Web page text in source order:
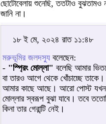
ছোটোবেলায় শুনেছি, ততটাও
জানি না।
১৮ ই মে, ২০২৪ রাত ১১:৪৮
মরুভূমির জলদস্যু বলেছেন:
- "স্প্রিং মোল্লা" বলেছি আমার
বা তারও আগে থেকে খোঁচাচ্ছে তাকে।
আমার কাছে আছে। আরো পোস্ট
মোল্লার স্বরূপ বুঝা যাবে। তবে
কিনা তার গেরান্টি নেই।